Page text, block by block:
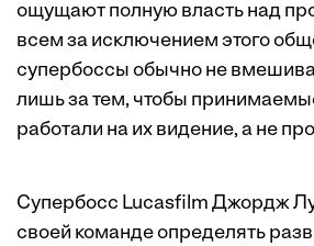
ощущают полную власть над
всем за исключением этого
супербоссы обычно не
лишь за тем, чтобы
работали на их видение, а не
Супербосс Lucasfilm Джордж
своей команде определять